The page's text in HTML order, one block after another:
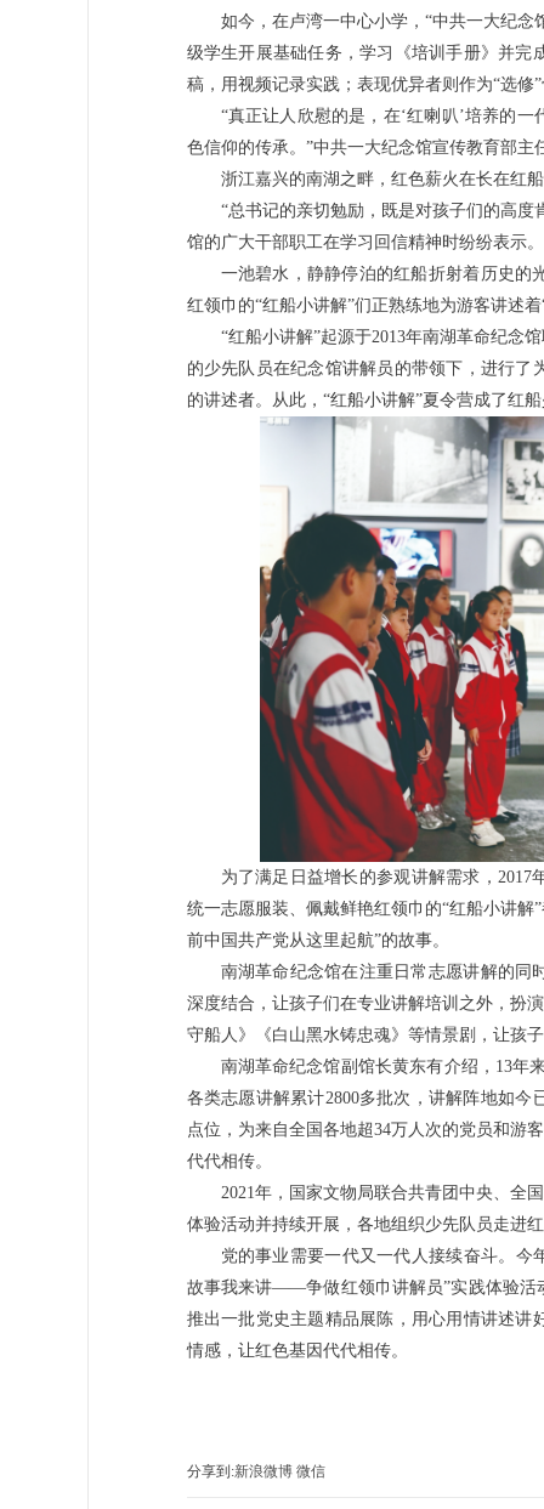
如今，在卢湾一中心小学，“中共一大纪
级学生开展基础任务，学习《培训手册》并
稿，用视频记录实践；表现优异者则作为“选修
“真正让人欣慰的是，在‘红喇叭’培养的
色信仰的传承。”中共一大纪念馆宣传教育部主
浙江嘉兴的南湖之畔，红色薪火在长在红
“总书记的亲切勉励，既是对孩子们的高
馆的广大干部职工在学习回信精神时纷纷表示。
一池碧水，静静停泊的红船折射着历史的
红领巾的“红船小讲解”们正熟练地为游客讲述
“红船小讲解”起源于2013年南湖革命纪念
的少先队员在纪念馆讲解员的带领下，进行
的讲述者。从此，“红船小讲解”夏令营成了红
为了满足日益增长的参观讲解需求，
统一志愿服装、佩戴鲜艳红领巾的“红船小讲解
前中国共产党从这里起航”的故事。
南湖革命纪念馆在注重日常志愿讲解的同
深度结合，让孩子们在专业讲解培训之外，扮
守船人》《白山黑水铸忠魂》等情景剧，让孩
南湖革命纪念馆副馆长黄东有介绍，13年
各类志愿讲解累计2800多批次，讲解阵地如
点位，为来自全国各地超34万人次的党员和游
代代相传。
2021年，国家文物局联合共青团中央、全
体验活动并持续开展，各地组织少先队员走进
党的事业需要一代又一代人接续奋斗。今
故事我来讲——争做红领巾讲解员”实践体验活
推出一批党史主题精品展陈，用心用情讲述
情感，让红色基因代代相传。
分享到:新浪微博 微信